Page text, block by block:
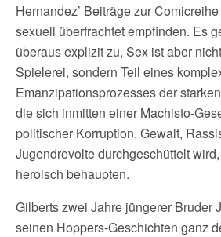
Hernandez’ Beiträge zur
sexuell überfrachtet empfinden. Es
überaus explizit zu, Sex ist aber
Spielerei, sondern Teil eines
Emanzipationsprozesses der
die sich inmitten einer Machisto-
politischer Korruption, Gewalt,
Jugendrevolte durchgeschüttelt
heroisch behaupten.
Gilberts zwei Jahre jüngerer Bruder
seinen Hoppers-Geschichten ganz